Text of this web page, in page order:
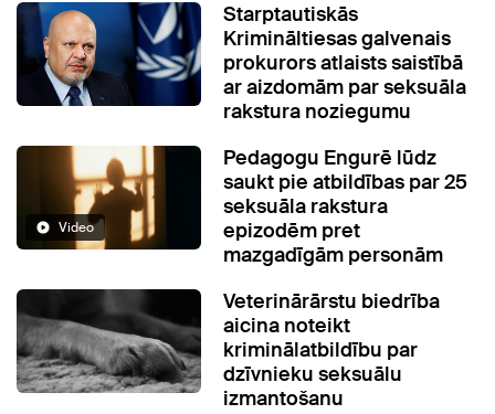
Starptautiskās
Krimināltiesas galvenais
prokurors atlaists saistībā
ar aizdomām par seksuāla
rakstura noziegumu
Video
Pedagogu Engurē lūdz
saukt pie atbildības par 25
seksuāla rakstura
epizodēm pret
mazgadīgām personām
Veterinārārstu biedrība
aicina noteikt
kriminālatbildību par
dzīvnieku seksuālu
izmantošanu